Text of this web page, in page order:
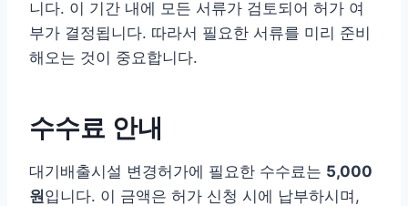
니다. 이 기간 내에 모든 서류가 검토되어 허가 여
부가 결정됩니다. 따라서 필요한 서류를 미리 준비
해오는 것이 중요합니다.
수수료 안내
대기배출시설 변경허가에 필요한 수수료는 5,000
원입니다. 이 금액은 허가 신청 시에 납부하시며,